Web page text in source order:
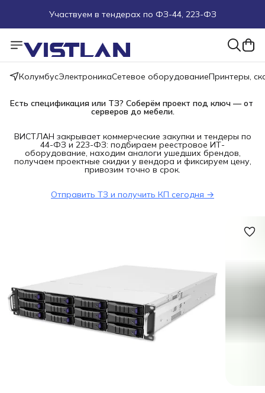
Пуско-наладочные работы
КолумбусЭлектроникаСетевое оборудованиеПринтеры,
Есть спецификация или ТЗ? Соберём проект под ключ — от
серверов до мебели.
ВИСТЛАН закрывает коммерческие закупки и тендеры по
44-ФЗ и 223-ФЗ: подбираем реестровое ИТ-
оборудование, находим аналоги ушедших брендов,
получаем проектные скидки у вендора и фиксируем цену,
привозим точно в срок.
Отправить ТЗ и получить КП сегодня →